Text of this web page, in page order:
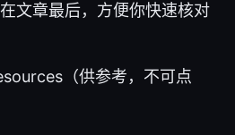
文章最后，方便你快速核对
（供参考，不可点